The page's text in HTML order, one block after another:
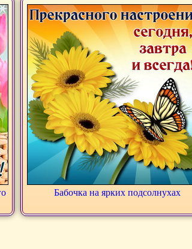
Бабочка на ярких подсолнухах